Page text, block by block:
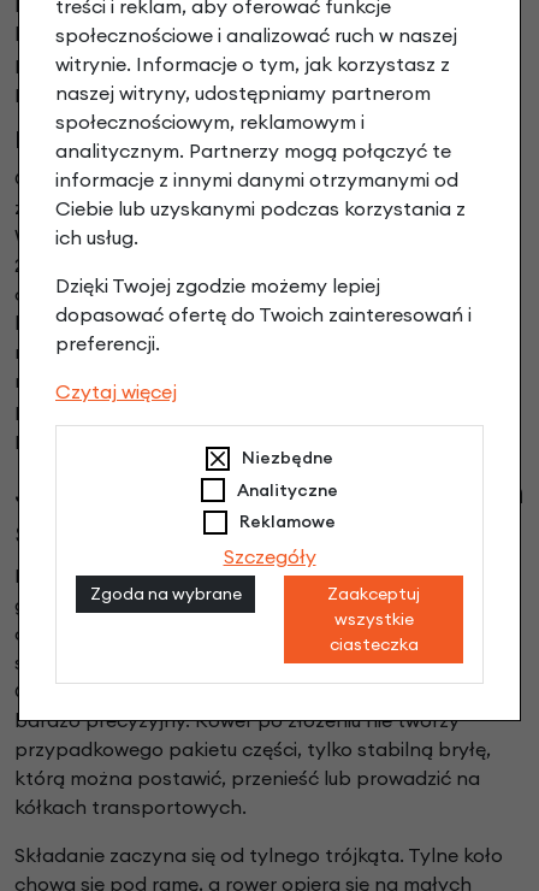
Brompton. Seria dostępna jest z napędem 4- lub 12-
biegowym i będzie dobrym wyborem dla osób często
przenoszących rower lub podróżujących z nim
pociągiem i komunikacją miejską.
Brompton G Line
G Line to najnowsza seria w ofercie producenta,
zaprojektowana z myślą o większej wszechstronności.
W odróżnieniu od pozostałych serii wykorzystuje koła
20 cali, hydrauliczne hamulce tarczowe oraz szersze
opony, które poprawiają komfort jazdy na kostce
brukowej, drogach szutrowych i innych nierównych
nawierzchniach. Mimo większych kół zachowuje
możliwość szybkiego złożenia, pozostając
praktycznym rowerem do codziennego transportu i
podróżowania.
Jak działa mechanizm
składania rowerów Brompton?
Mechanizm składania Brompton opiera się na dwóch
głównych zawiasach: jednym w ramie głównej oraz
drugim w kolumnie kierownicy. Do tego dochodzi
składany tylny trójkąt, który obraca się pod ramę.
Cały proces składania jest szybki, ale konstrukcyjnie
bardzo precyzyjny. Rower po złożeniu nie tworzy
przypadkowego pakietu części, tylko stabilną bryłę,
którą można postawić, przenieść lub prowadzić na
kółkach transportowych.
Składanie zaczyna się od tylnego trójkąta. Tylne koło
chowa się pod ramę, a rower opiera się na małych
treści i reklam, aby oferować funkcje
społecznościowe i analizować ruch w naszej
witrynie. Informacje o tym, jak korzystasz z
naszej witryny, udostępniamy partnerom
społecznościowym, reklamowym i
analitycznym. Partnerzy mogą połączyć te
informacje z innymi danymi otrzymanymi od
Ciebie lub uzyskanymi podczas korzystania z
ich usług.
Dzięki Twojej zgodzie możemy lepiej
dopasować ofertę do Twoich zainteresowań i
preferencji.
Czytaj więcej
Niezbędne
Analityczne
Reklamowe
Szczegóły
Zgoda na wybrane
Zaakceptuj
wszystkie
ciasteczka